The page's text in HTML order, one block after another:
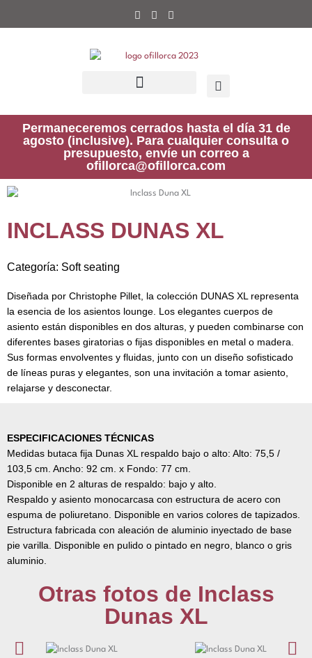
Permaneceremos cerrados hasta el día 31 de
agosto (inclusive). Para cualquier consulta o
presupuesto, envíe un correo a
ofillorca@ofillorca.com
INCLASS DUNAS XL
Categoría: Soft seating
Diseñada por Christophe Pillet, la colección DUNAS XL representa
la esencia de los asientos lounge. Los elegantes cuerpos de
asiento están disponibles en dos alturas, y pueden combinarse con
diferentes bases giratorias o fijas disponibles en metal o madera.
Sus formas envolventes y fluidas, junto con un diseño sofisticado
de líneas puras y elegantes, son una invitación a tomar asiento,
relajarse y desconectar.
ESPECIFICACIONES TÉCNICAS
Medidas butaca fija Dunas XL respaldo bajo o alto: Alto: 75,5 /
103,5 cm. Ancho: 92 cm. x Fondo: 77 cm.
Disponible en 2 alturas de respaldo: bajo y alto.
Respaldo y asiento monocarcasa con estructura de acero con
espuma de poliuretano. Disponible en varios colores de tapizados.
Estructura fabricada con aleación de aluminio inyectado de base
pie varilla. Disponible en pulido o pintado en negro, blanco o gris
aluminio.
Otras fotos de Inclass
Dunas XL